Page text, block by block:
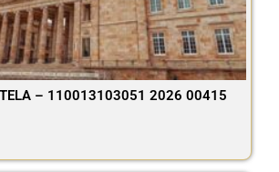
– 110013103051 2026 00415